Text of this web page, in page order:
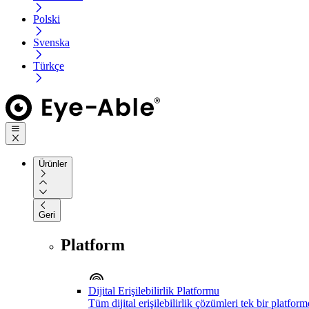
Polski
Svenska
Türkçe
Ürünler
Geri
Platform
Dijital Erişilebilirlik Platformu
Tüm dijital erişilebilirlik çözümleri tek bir